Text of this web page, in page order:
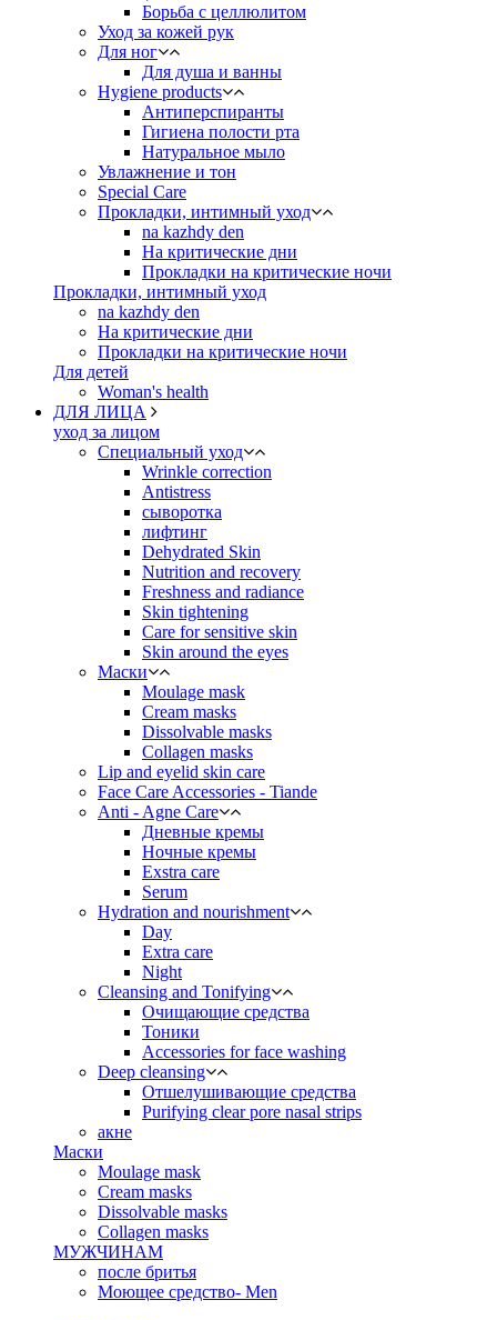
Борьба с целлюлитом
Уход за кожей рук
Для ног
Для душа и ванны
Hygiene products
Антиперспиранты
Гигиена полости рта
Натуральное мыло
Увлажнение и тон
Special Care
Прокладки, интимный уход
na kazhdy den
На критические дни
Прокладки на критические ночи
Прокладки, интимный уход
na kazhdy den
На критические дни
Прокладки на критические ночи
Для детей
Woman's health
ДЛЯ ЛИЦА
уход за лицом
Специальный уход
Wrinkle correction
Antistress
сыворотка
лифтинг
Dehydrated Skin
Nutrition and recovery
Freshness and radiance
Skin tightening
Care for sensitive skin
Skin around the eyes
Маски
Moulage mask
Cream masks
Dissolvable masks
Collagen masks
Lip and eyelid skin care
Face Care Accessories - Tiande
Anti - Agne Care
Дневные кремы
Ночные кремы
Exstra care
Serum
Hydration and nourishment
Day
Extra care
Night
Cleansing and Tonifying
Очищающие средства
Тоники
Accessories for face washing
Deep cleansing
Отшелушивающие средства
Purifying clear pore nasal strips
акне
Маски
Moulage mask
Cream masks
Dissolvable masks
Collagen masks
МУЖЧИНАМ
после бритья
Моющее средство- Men